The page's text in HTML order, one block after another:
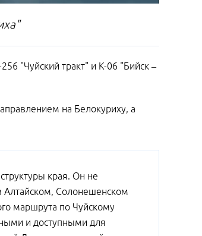
"Чуйский тракт" и К-06 "Бийск –
на Белокуриху, а
края. Он не
Алтайском, Солонешенском
маршрута по Чуйскому
и доступными для